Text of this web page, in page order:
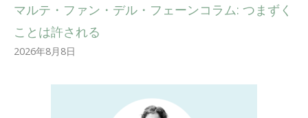
マルテ・ファン・デル・フェーンコラム: つまずく
ことは許される
2026年8月8日